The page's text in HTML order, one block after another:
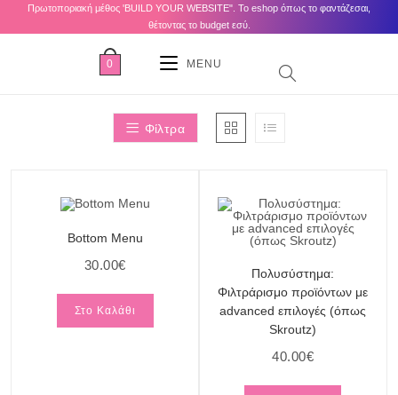
Πρωτοποριακή μέθος 'BUILD YOUR WEBSITE". Το eshop όπως το φαντάζεσαι,
θέτοντας το budget εσύ.
0 MENU
Φίλτρα
Bottom Menu
30.00€
Στο Καλάθι
Πολυσύστημα:
Φιλτράρισμο προϊόντων με
advanced επιλογές (όπως
Skroutz)
40.00€